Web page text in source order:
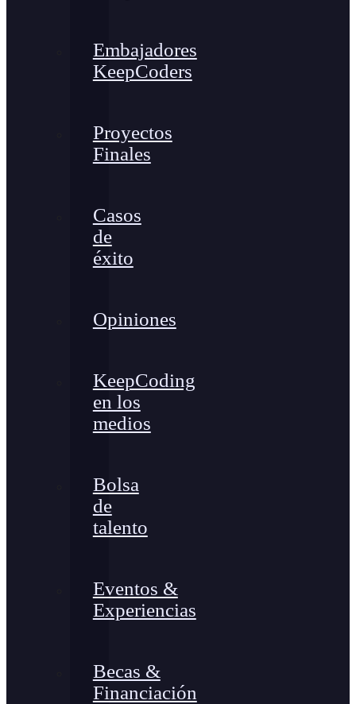
Embajadores
KeepCoders
Proyectos
Finales
Casos
de
éxito
Opiniones
KeepCoding
en los
medios
Bolsa
de
talento
Eventos &
Experiencias
Becas &
Financiación